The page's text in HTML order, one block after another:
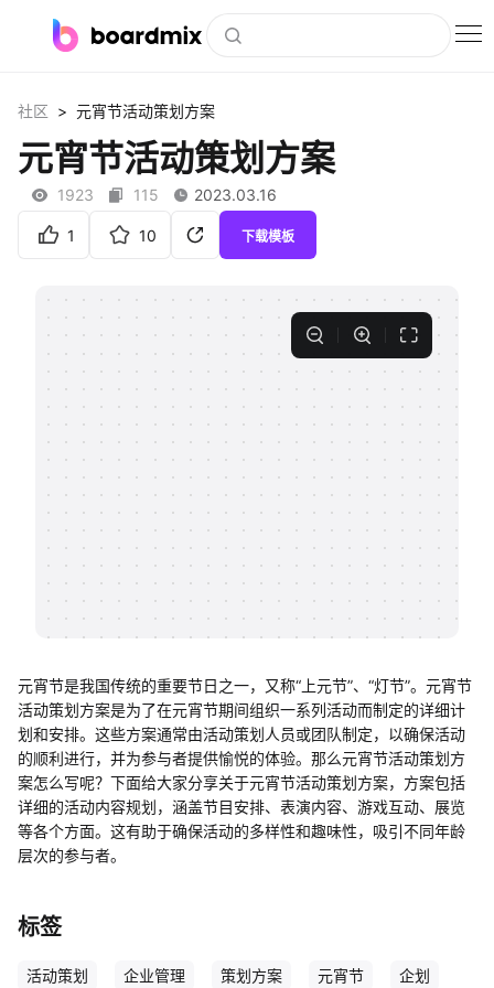
社区资源
下载
会员
私有化部署
客户案例
支持
帮助中心
社区 > 元宵节活动策划方案
元宵节活动策划方案
1923 115 2023.03.16
1 10 下载模板
元宵节是我国传统的重要节日之一，又称“上元节”、“灯节”。元宵节
活动策划方案是为了在元宵节期间组织一系列活动而制定的详细计
划和安排。这些方案通常由活动策划人员或团队制定，以确保活动
的顺利进行，并为参与者提供愉悦的体验。那么元宵节活动策划方
案怎么写呢？下面给大家分享关于元宵节活动策划方案，方案包括
详细的活动内容规划，涵盖节目安排、表演内容、游戏互动、展览
等各个方面。这有助于确保活动的多样性和趣味性，吸引不同年龄
层次的参与者。
标签
活动策划 企业管理 策划方案 元宵节 企划